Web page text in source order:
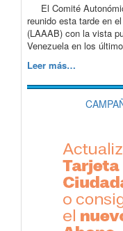
El Comité
reunido esta tarde en
(LAAAB) con la vista
Venezuela en los
Leer más…